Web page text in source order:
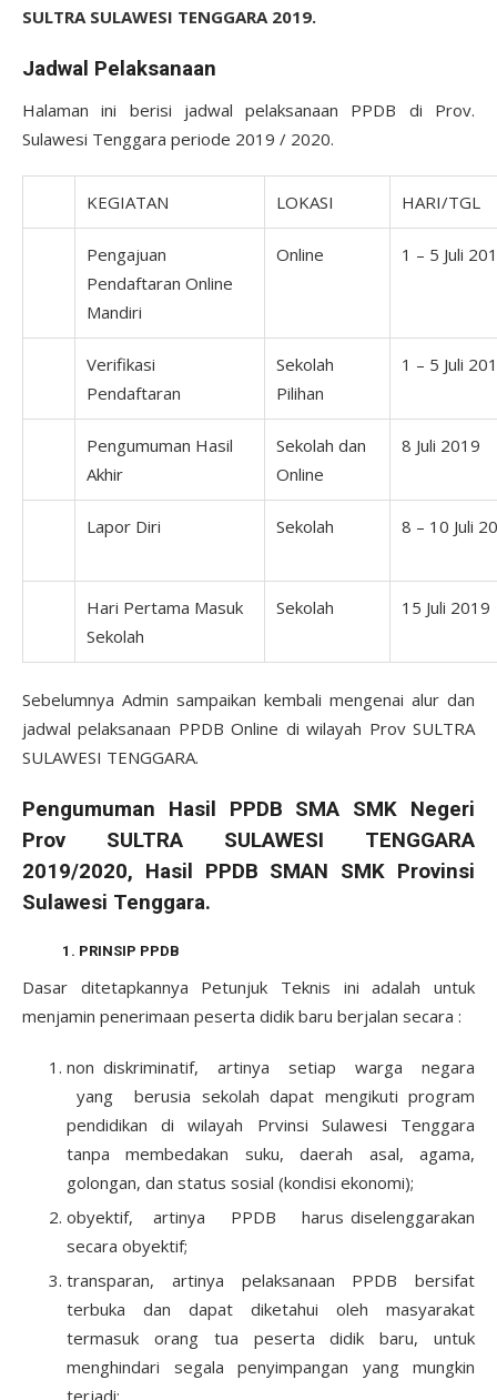
SULTRA SULAWESI TENGGARA 2019.
Jadwal Pelaksanaan
Halaman ini berisi jadwal pelaksanaan PPDB di Prov.
Sulawesi Tenggara periode 2019 / 2020.
KEGIATAN LOKASI HARI/TGL
Pengajuan
Pendaftaran Online
Mandiri
Online 1 – 5 Juli
Verifikasi
Pendaftaran
Sekolah
Pilihan
1 – 5 Juli
Pengumuman Hasil
Akhir
Sekolah dan
Online
8 Juli 2019
Lapor Diri Sekolah 8 – 10 Juli
Hari Pertama Masuk
Sekolah
Sekolah 15 Juli 2019
Sebelumnya Admin sampaikan kembali mengenai alur dan
jadwal pelaksanaan PPDB Online di wilayah Prov SULTRA
SULAWESI TENGGARA.
Pengumuman Hasil PPDB SMA SMK Negeri
Prov SULTRA SULAWESI TENGGARA
2019/2020, Hasil PPDB SMAN SMK Provinsi
Sulawesi Tenggara.
1. PRINSIP PPDB
Dasar ditetapkannya Petunjuk Teknis ini adalah untuk
menjamin penerimaan peserta didik baru berjalan secara :
non diskriminatif, artinya setiap warga negara
yang berusia sekolah dapat mengikuti program
pendidikan di wilayah Prvinsi Sulawesi Tenggara
tanpa membedakan suku, daerah asal, agama,
golongan, dan status sosial (kondisi ekonomi);
obyektif, artinya PPDB harus diselenggarakan
secara obyektif;
transparan, artinya pelaksanaan PPDB bersifat
terbuka dan dapat diketahui oleh masyarakat
termasuk orang tua peserta didik baru, untuk
menghindari segala penyimpangan yang mungkin
terjadi;